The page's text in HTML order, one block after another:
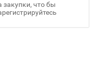
закупки, что бы